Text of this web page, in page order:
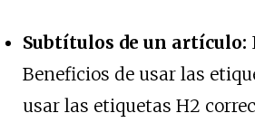
Subtítulos de un artículo:
Beneficios de usar las
usar las etiquetas H2